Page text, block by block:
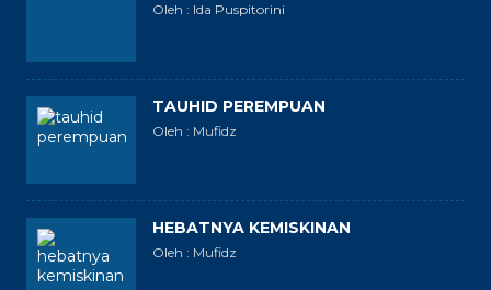
Oleh : Ida Puspitorini
TAUHID PEREMPUAN
Oleh : Mufidz
HEBATNYA KEMISKINAN
Oleh : Mufidz